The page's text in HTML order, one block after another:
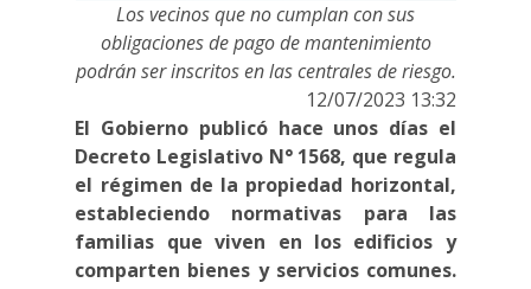
Los vecinos que no cumplan con sus
obligaciones de pago de mantenimiento
podrán ser inscritos en las centrales de riesgo.
12/07/2023 13:32
El Gobierno publicó hace unos días el
Decreto Legislativo N° 1568, que regula
el régimen de la propiedad horizontal,
estableciendo normativas para las
familias que viven en los edificios y
comparten bienes y servicios comunes.